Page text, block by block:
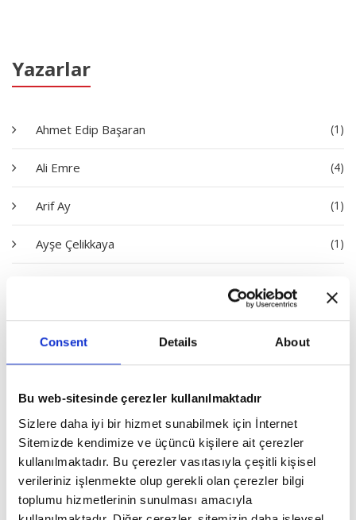
Consent Details About
Bu web-sitesinde çerezler kullanılmaktadır
Sizlere daha iyi bir hizmet sunabilmek için İnternet
Sitemizde kendimize ve üçüncü kişilere ait çerezler
kullanılmaktadır. Bu çerezler vasıtasıyla çeşitli kişisel
verileriniz işlenmekte olup gerekli olan çerezler bilgi
toplumu hizmetlerinin sunulması amacıyla
Yazarlar
Ahmet Edip Başaran (1)
Ali Emre (4)
Arif Ay (1)
Ayşe Çelikkaya (1)
Dilara Ayşe Akdeniz (1)
Emine Batar